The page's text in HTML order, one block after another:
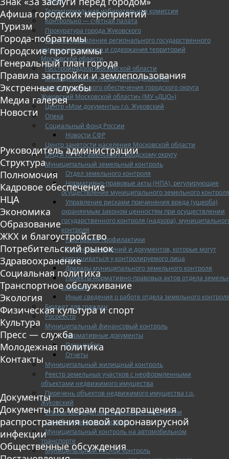
Территориальная избирательная комиссия
Контрольно — счетная палата
Прокуратура города Жуковского
Главное управление регионального государственного
жилищного надзора и содержания территорий
Московской области
Госстройнадзор Московской области
Муниципальное учреждение «Дирекция
централизованного обеспечения городского округа
Жуковский Московской области» (МУ «ДЦО»)
Центр «Мои документы» г.о. Жуковский
Опека
Социальный фонд России
Новости СФР
Центр занятости населения Московской области
ОНД и ПР по Раменскому городскому округу
Муниципальный земельный контроль
Отдел земельного контроля
Нормативно-правовые акты (НПА), регулирующие
осуществление муниципального земельного контроля
Управление рисками причинения вреда (ущерба)
охраняемым законом ценностям при осуществлении
государственного контроля (надзора),
контроля
Программа профилактики
Перечень сведений и документов, которые могут
запрашиваться у контролируемого лица
Доклады муниципального земельного контроля
Проекты нормативно-правовых актов отдела
контроля
Иные сведения о работе отдела земельного
Бюджет для граждан
Росреестр
Муниципальный финансовый контроль
Нормативные документы
План работ
Отчеты
Муниципальный жилищный контроль
Реестр земельных участков с неоформленными
объектами недвижимого имущества
Перечень объектов недвижимого имущества г.о.
Жуковский
Списки кандидатов в присяжные заседатели
Служба судебных приставов
Муниципальный контроль на автомобильном
транспорте
Муниципальный лесной контроль
Афиша городских мероприятий
Туризм
Города-побратимы
Городские программы
Генеральный план города
Правила застройки и землепользования
Экстренные службы
Медиа галерея
Новости
Руководитель администрации
Структура
Полномочия
Кадровое обеспечение
НЦА
Экономика
Образование
ЖКХ и благоустройство
Потребительский рынок
Здравоохранение
Социальная политика
Транспортное обслуживание
Экология
Физическая культура и спорт
Культура
Пресс — служба
Молодежная политика
Контакты
Документы
Документы по мерам предотвращения
распространения новой коронавирусной
инфекции
Общественные обсуждения